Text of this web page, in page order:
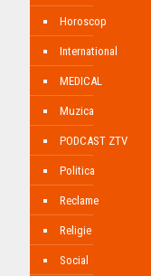
Horoscop
International
MEDICAL
Muzica
PODCAST ZTV
Politica
Reclame
Religie
Social